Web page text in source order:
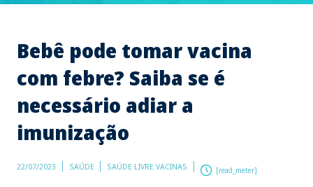
Bebê pode tomar vacina
com febre? Saiba se é
necessário adiar a
imunização
22/07/2023 SAÚDE SAÚDE LIVRE VACINAS [read_meter]